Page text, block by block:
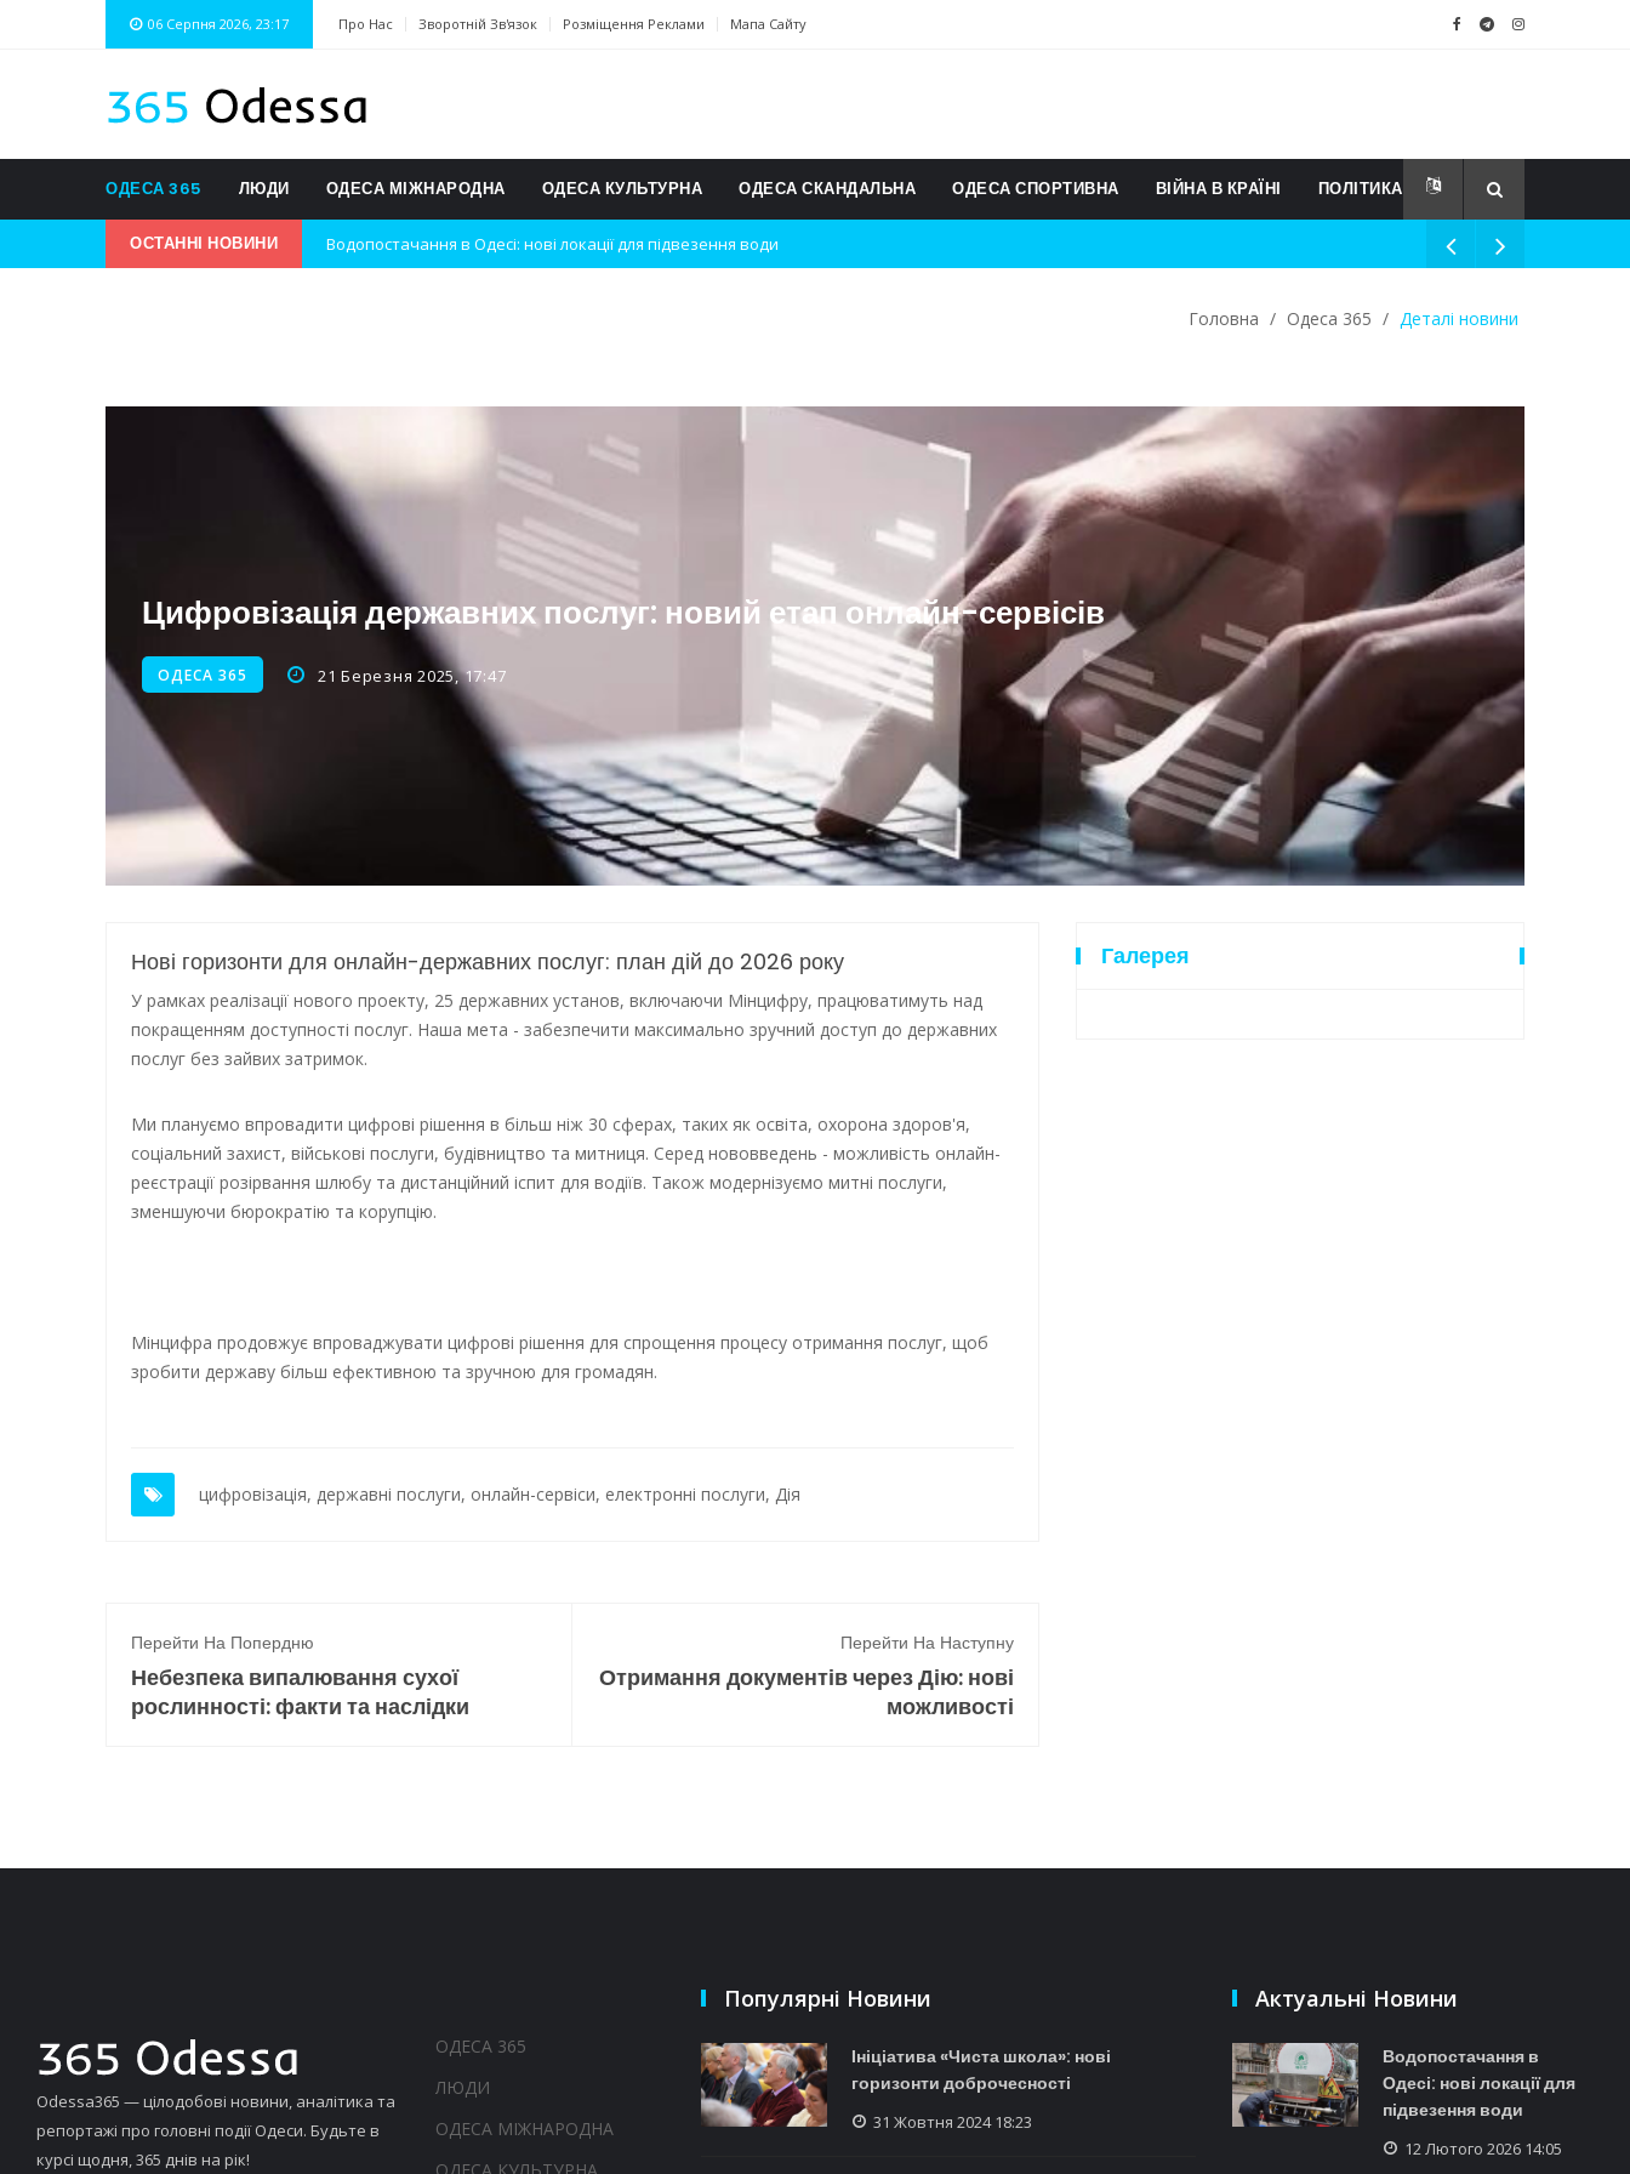
06 Серпня 2026, 23:17 Про Нас Зворотній Зв'язок Розміщення Реклами Мапа Сайту
ОДЕСА 365 ЛЮДИ ОДЕСА МІЖНАРОДНА ОДЕСА КУЛЬТУРНА ОДЕСА СКАНДАЛЬНА ОДЕСА СПОРТИВНА ВІЙНА В КРАЇНІ ПОЛІТИКА
ОСТАННІ НОВИНИ
Новини з Зимової школи інсульту в Швейцарії
Інтеграція ветеранів в українське суспільство
Нічна атака на Одесу: наслідки обстрілу
Енергетична підтримка для Одеси
Головна / Одеса 365 / Деталі новини
Цифровізація державних послуг: новий етап онлайн-сервісів
ОДЕСА 365 21 Березня 2025, 17:47
Нові горизонти для онлайн-державних послуг: план дій до 2026 року
У рамках реалізації нового проекту, 25 державних установ, включаючи Мінцифру, працюватимуть над
покращенням доступності послуг. Наша мета - забезпечити максимально зручний доступ до державних
послуг без зайвих затримок.
Ми плануємо впровадити цифрові рішення в більш ніж 30 сферах, таких як освіта, охорона здоров'я,
соціальний захист, військові послуги, будівництво та митниця. Серед нововведень - можливість онлайн-
реєстрації розірвання шлюбу та дистанційний іспит для водіїв. Також модернізуємо митні послуги,
зменшуючи бюрократію та корупцію.
Мінцифра продовжує впроваджувати цифрові рішення для спрощення процесу отримання послуг, щоб
зробити державу більш ефективною та зручною для громадян.
цифровізація, державні послуги, онлайн-сервіси, електронні послуги, Дія
Перейти На Попердню
Небезпека випалювання сухої
рослинності: факти та наслідки
Перейти На Наступну
Отримання документів через Дію: нові
можливості
Галерея
Odessa365 — цілодобові новини, аналітика та
репортажі про головні події Одеси. Будьте в
курсі щодня, 365 днів на рік!
ОДЕСА 365
ЛЮДИ
ОДЕСА МІЖНАРОДНА
Популярні Новини
Ініціатива «Чиста школа»: нові
горизонти доброчесності
31 Жовтня 2024 18:23
Актуальні Новини
Водопостачання в
Одесі: нові локації для
підвезення води
12 Лютого 2026 14:05